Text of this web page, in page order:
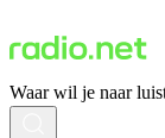
Waar wil je naar